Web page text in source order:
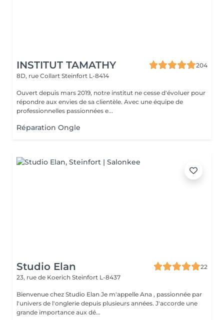
INSTITUT TAMATHY
204
8D, rue Collart Steinfort L-8414
Ouvert depuis mars 2019, notre institut ne cesse d'évoluer pour
répondre aux envies de sa clientèle. Avec une équipe de
professionnelles passionnées e...
Réparation Ongle
Studio Elan
22
23, rue de Koerich Steinfort L-8437
Bienvenue chez Studio Elan Je m'appelle Ana , passionnée par
l'univers de l'onglerie depuis plusieurs années. J'accorde une
grande importance aux dé...